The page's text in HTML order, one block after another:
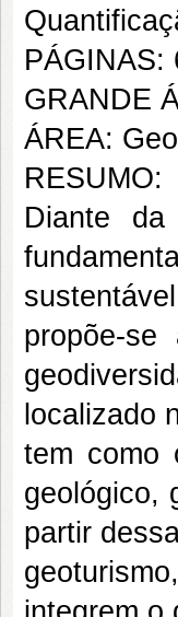
PÁGINAS:
GRANDE
ÁREA:
RESUMO:
Diante da
propõe-
localizado
tem como
geológico,
partir